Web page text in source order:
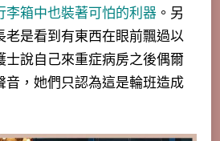
李箱中也裝著可怕的利器 。另
老是看到有東西在眼前飄過以
士說自己來重症病房之後偶爾
音，她們只認為這是輪班造成